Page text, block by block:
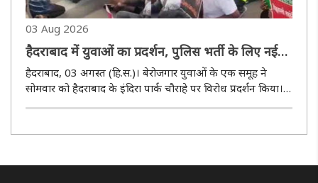
03 Aug 2026
हैदराबाद में युवाओं का प्रदर्शन, पुलिस भर्ती के लिए नई
अधिसूचना जारी करने की मांग
हैदराबाद, 03 अगस्त (हि.स.)। बेरोजगार युवाओं के एक समूह ने
सोमवार को हैदराबाद के इंदिरा पार्क चौराहे पर विरोध प्रदर्शन किया।
युवाओं ने मांग की कि तेलंगाना सरकार हाल ही में घोषित 7,437 पदों